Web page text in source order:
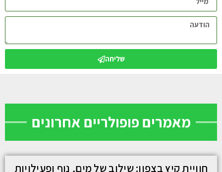
שליחה
מאמרים פופולריים אחרונים
חוויית קיץ בצפון: שילוב של מים, נוף ופעילויות